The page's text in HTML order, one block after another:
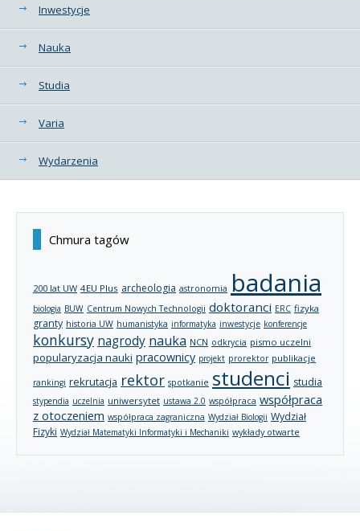
Kategorie
Inwestycje
Nauka
Studia
Varia
Wydarzenia
Chmura tagów
200 lat UW 4EU Plus archeologia astronomia badania
biologia BUW Centrum Nowych Technologii doktoranci ERC fizyka
granty historia UW humanistyka informatyka inwestycje konferencje
konkursy nagrody nauka NCN odkrycia pismo uczelni
popularyzacja nauki pracownicy projekt prorektor publikacje
rankingi rekrutacja rektor spotkanie studenci studia
stypendia uczelnia uniwersytet ustawa 2.0 współpraca współpraca
z otoczeniem współpraca zagraniczna Wydział Biologii Wydział
Fizyki Wydział Matematyki Informatyki i Mechaniki wykłady otwarte